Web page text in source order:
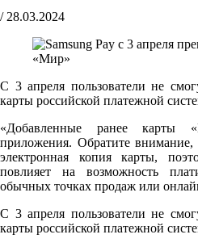
/ 28.03.2024
С 3 апреля пользователи не
карты российской платежной
«Добавленные ранее карты
приложения. Обратите внимание,
электронная копия карты,
повлияет на возможность
обычных точках продаж или
С 3 апреля пользователи не
карты российской платежной